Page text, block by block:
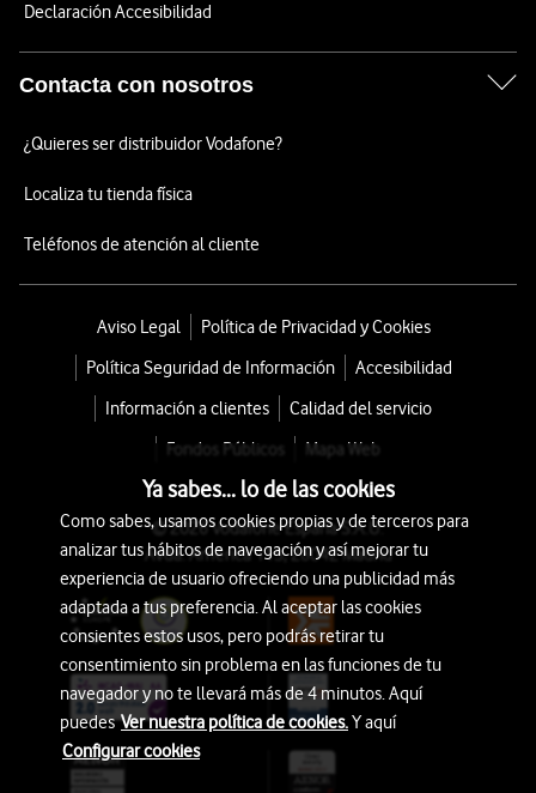
Declaración Accesibilidad
Contacta con nosotros
¿Quieres ser distribuidor Vodafone?
Localiza tu tienda física
Teléfonos de atención al cliente
Aviso Legal
Política de Privacidad y Cookies
Política Seguridad de Información
Accesibilidad
Información a clientes
Calidad del servicio
Fondos Públicos
Mapa Web
© 2026 Vodafone España S.A.U.
Avda. América 115, 28042 Madrid
Ya sabes... lo de las cookies
Como sabes, usamos cookies propias y de terceros para
analizar tus hábitos de navegación y así mejorar tu
experiencia de usuario ofreciendo una publicidad más
adaptada a tus preferencia. Al aceptar las cookies
consientes estos usos, pero podrás retirar tu
consentimiento sin problema en las funciones de tu
navegador y no te llevará más de 4 minutos. Aquí
puedesVer nuestra política de cookies.Y aquí
Configurar cookies